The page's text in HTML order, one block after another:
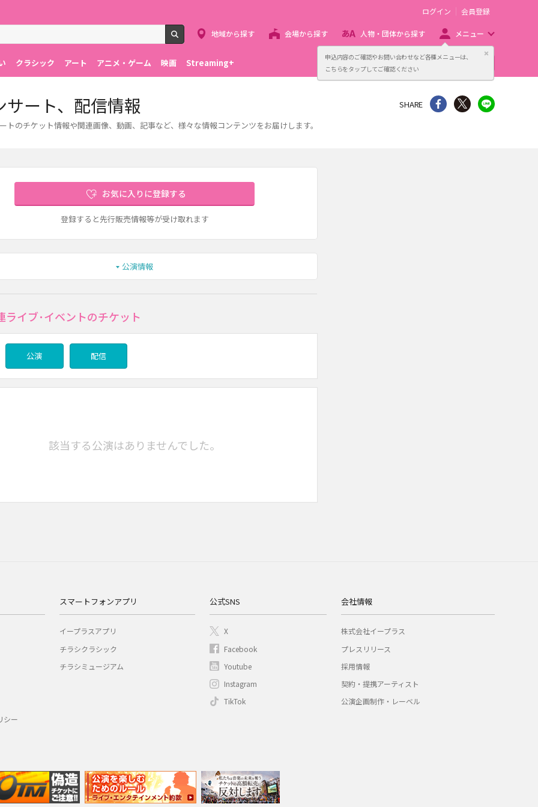
申込内容のご確認やお問い合わせなど各種メニューは、
こちらをタップしてご確認ください
閉じる
検索
ログイン 会員登録
地域から探す 会場から探す 人物・団体から探す メニュー
クラシック アート アニメ・ゲーム 映画 Streaming+ 主催者向け販売サービス
ート、配信情報
のチケット情報や関連画像、動画、記事など、様々な情報コンテンツをお届けします。
SHARE シェア Twitter
お気に入りに登録する
登録すると先行販売情報等が受け取れます
公演情報
ライブ･イベントのチケット
公演 配信
該当する公演はありませんでした。
シー
スマートフォンアプリ
イープラスアプリ
チラシクラシック
チラシミュージアム
公式SNS
X
Facebook
Youtube
Instagram
TikTok
会社情報
株式会社イープラス
プレスリリース
採用情報
契約・提携アーティスト
公演企画制作・レーベル